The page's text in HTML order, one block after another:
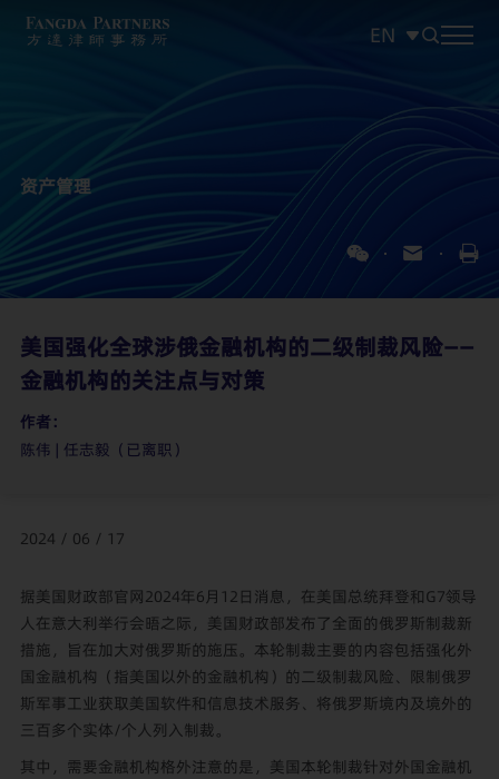
EN
日本語
资产管理
美国强化全球涉俄金融机构的二级制裁风险——
金融机构的关注点与对策
作者：
陈伟 | 任志毅（已离职）
2024 / 06 / 17
据美国财政部官网2024年6月12日消息，在美国总统拜登和G7领导
人在意大利举行会晤之际，美国财政部发布了全面的俄罗斯制裁新
措施，旨在加大对俄罗斯的施压。本轮制裁主要的内容包括强化外
国金融机构（指美国以外的金融机构）的二级制裁风险、限制俄罗
斯军事工业获取美国软件和信息技术服务、将俄罗斯境内及境外的
三百多个实体/个人列入制裁。
其中，需要金融机构格外注意的是，美国本轮制裁针对外国金融机